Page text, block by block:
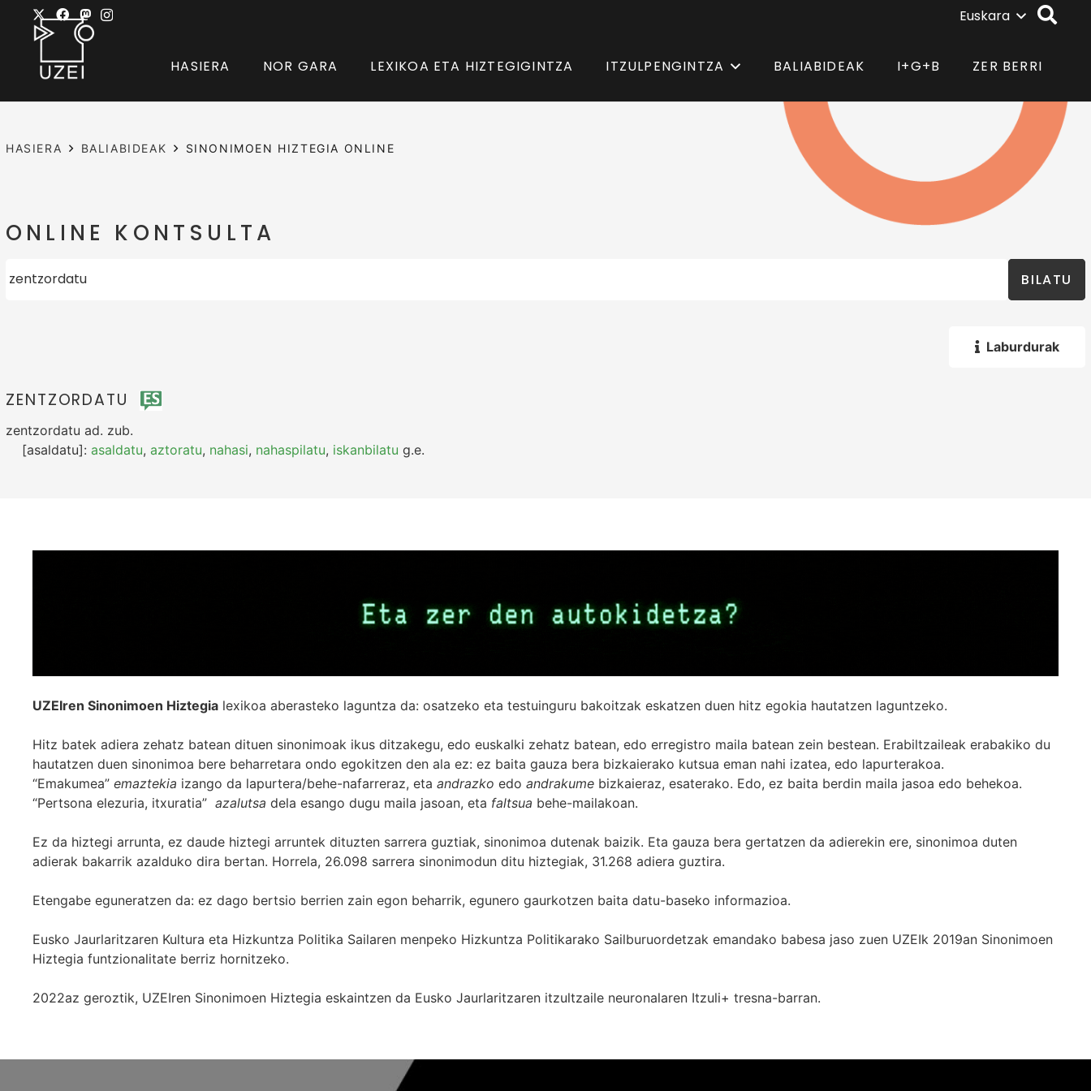
Euskara
HASIERA NOR GARA LEXIKOA ETA HIZTEGIGINTZA ITZULPENGINTZA BALIABIDEAK I+G+B ZER BERRI
HASIERA BALIABIDEAK SINONIMOEN HIZTEGIA ONLINE
ONLINE KONTSULTA
BILATU
Laburdurak
ZENTZORDATU
zentzordatu ad. zub.
[asaldatu]: asaldatu, aztoratu, nahasi, nahaspilatu, iskanbilatu g.e.
UZEIren Sinonimoen Hiztegia lexikoa aberasteko laguntza da: osatzeko eta testuinguru bakoitzak eskatzen duen hitz egokia hautatzen laguntzeko.
Hitz batek adiera zehatz batean dituen sinonimoak ikus ditzakegu, edo euskalki zehatz batean, edo erregistro maila batean zein bestean. Erabiltzaileak erabakiko du
hautatzen duen sinonimoa bere beharretara ondo egokitzen den ala ez: ez baita gauza bera bizkaierako kutsua eman nahi izatea, edo lapurterakoa.
“Emakumea” emaztekia izango da lapurtera/behe-nafarreraz, eta andrazko edo andrakume bizkaieraz, esaterako. Edo, ez baita berdin maila jasoa edo behekoa.
“Pertsona elezuria, itxuratia” azalutsa dela esango dugu maila jasoan, eta faltsua behe-mailakoan.
Ez da hiztegi arrunta, ez daude hiztegi arruntek dituzten sarrera guztiak, sinonimoa dutenak baizik. Eta gauza bera gertatzen da adierekin ere, sinonimoa duten
adierak bakarrik azalduko dira bertan. Horrela, 26.098 sarrera sinonimodun ditu hiztegiak, 31.268 adiera guztira.
Etengabe eguneratzen da: ez dago bertsio berrien zain egon beharrik, egunero gaurkotzen baita datu-baseko informazioa.
Eusko Jaurlaritzaren Kultura eta Hizkuntza Politika Sailaren menpeko Hizkuntza Politikarako Sailburuordetzak emandako babesa jaso zuen UZEIk 2019an Sinonimoen
Hiztegia funtzionalitate berriz hornitzeko.
2022az geroztik, UZEIren Sinonimoen Hiztegia eskaintzen da Eusko Jaurlaritzaren itzultzaile neuronalaren Itzuli+ tresna-barran.